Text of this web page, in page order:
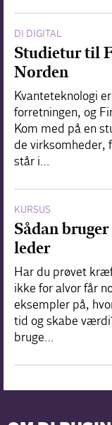
DI DIGITAL
Studietur til
Norden
Kvanteteknologi
forretningen, og
Kom med på en
de virksomheder,
står i…
KURSUS
Sådan
leder
Har du prøvet
ikke for alvor får
eksempler på,
tid og skabe
bruge…